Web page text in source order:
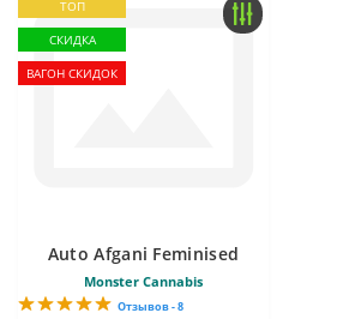
ТОП
СКИДКА
ВАГОН СКИДОК
Auto Afgani Feminised
Monster Cannabis
Отзывов - 8